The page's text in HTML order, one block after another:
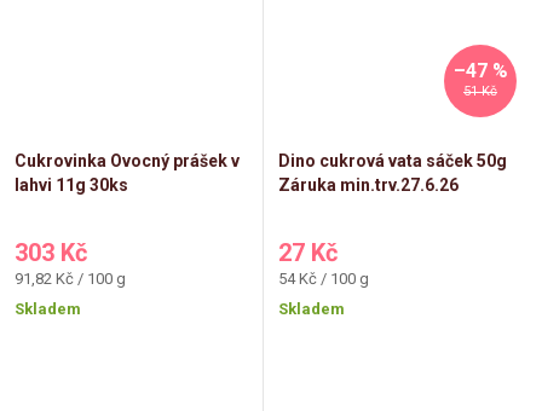
Cukrovinka Ovocný prášek v
lahvi 11g 30ks
303 Kč
Měrná
cena:
91,82 Kč / 100 g
Skladem
51 Kč
–47 %
Dino cukrová vata sáček 50g
Záruka min.trv.27.6.26
27 Kč
Měrná
cena:
54 Kč / 100 g
Skladem